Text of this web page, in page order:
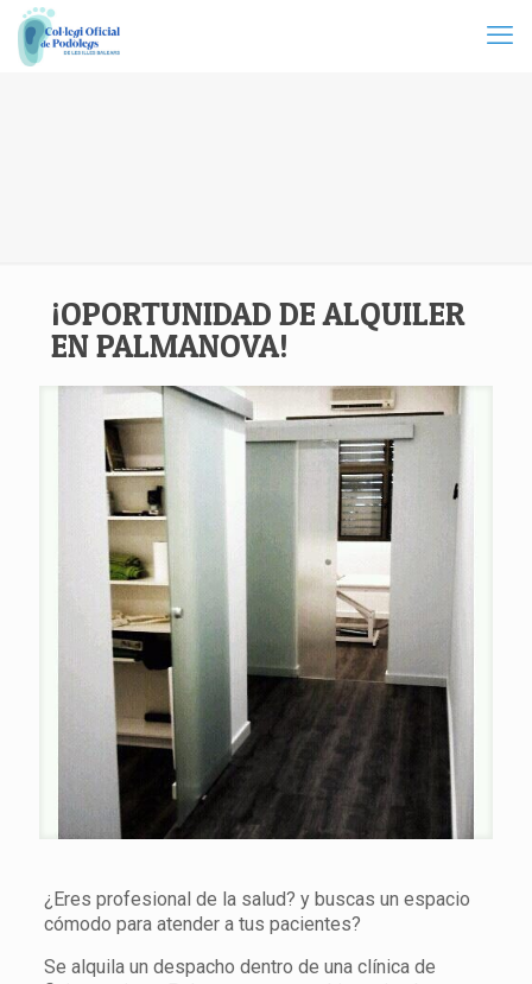
¡OPORTUNIDAD DE ALQUILER
EN PALMANOVA!
¿Eres profesional de la salud? y buscas un espacio
cómodo para atender a tus pacientes?
Se alquila un despacho dentro de una clínica de